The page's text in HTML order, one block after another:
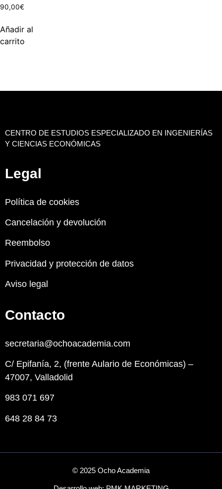
90,00€
Añadir al
carrito
CENTRO DE ESTUDIOS ESPECIALIZADO EN INGENIERÍAS
Y CIENCIAS ECONÓMICAS
Legal
Política de cookies
Cancelación y devolución
Reembolso
Privacidad y protección de datos
Aviso legal
Contacto
secretaria@ochoacademia.com
C/ Epifanía, 2, (frente Aulario de Económicas) –
47007, Valladolid
983 071 697
648 28 84 73
© 2025 Ocho Academia